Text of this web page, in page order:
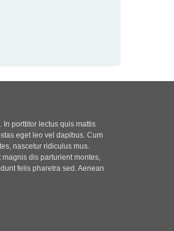
porttitor lectus quis mattis
eget leo vel dapibus. Cum
nascetur ridiculus mus.
dis parturient montes,
felis pharetra sed. Aenean